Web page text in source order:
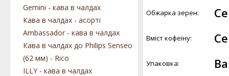
Обжарка зерен:
Вміст кофеїну:
Упаковка:
Gemini - кава в чалдах
Кава в чалдах - асорті
Ambassador - кава в чалдах
Кава в чалдах до Philips Senseo
(62 мм) - Rico
ILLY - кава в чалдах